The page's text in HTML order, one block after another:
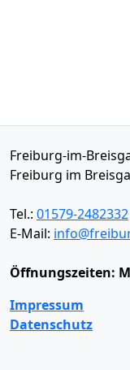
Freiburg-im-
Freiburg im
Tel.: 01579-2482332
E-Mail:
Öffnungszeiten:
Impressum
Datenschutz